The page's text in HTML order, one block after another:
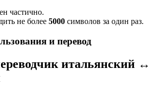
частично.
не более 5000 символов за один раз.
и перевод
итальянский ↔